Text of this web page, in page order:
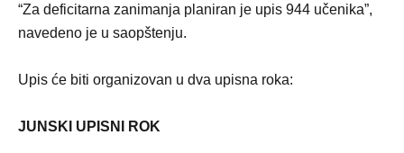
“Za deficitarna zanimanja planiran je upis 944 učenika”,
navedeno je u saopštenju.
Upis će biti organizovan u dva upisna roka:
JUNSKI UPISNI ROK